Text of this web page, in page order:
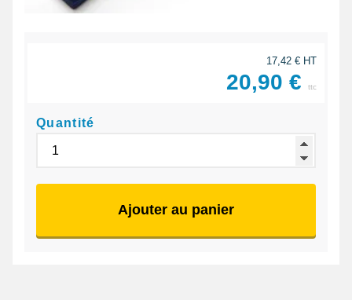
17,42 € HT
20,90 € ttc
Quantité
Ajouter au panier